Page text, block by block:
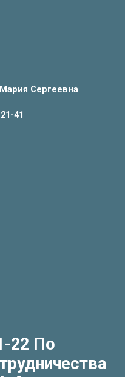
Сергеевна
41
22 По